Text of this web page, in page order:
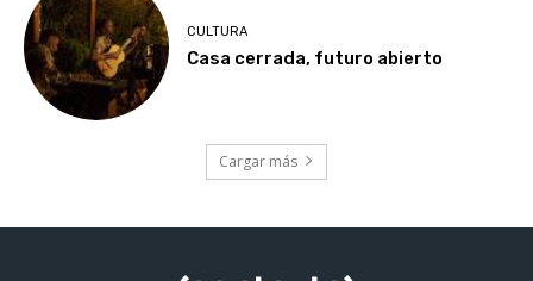
CULTURA
Casa cerrada, futuro abierto
Cargar más